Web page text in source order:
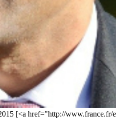
[<a href="http://